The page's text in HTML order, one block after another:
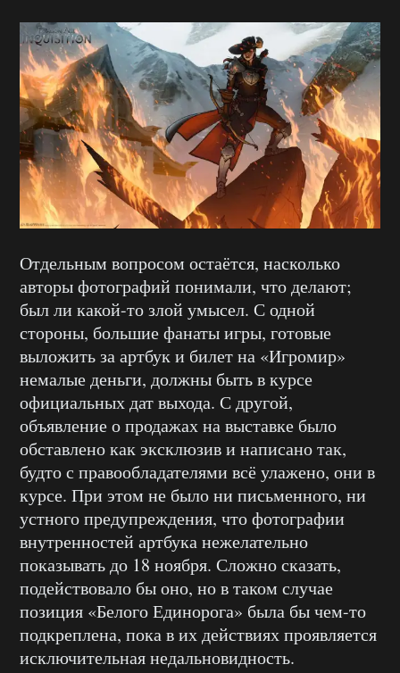
Отдельным вопросом остаётся, насколько
авторы фотографий понимали, что делают;
был ли какой-то злой умысел. С одной
стороны, большие фанаты игры, готовые
выложить за артбук и билет на «Игромир»
немалые деньги, должны быть в курсе
официальных дат выхода. С другой,
объявление о продажах на выставке было
обставлено как эксклюзив и написано так,
будто с правообладателями всё улажено, они в
курсе. При этом не было ни письменного, ни
устного предупреждения, что фотографии
внутренностей артбука нежелательно
показывать до 18 ноября. Сложно сказать,
подействовало бы оно, но в таком случае
позиция «Белого Единорога» была бы чем-то
подкреплена, пока в их действиях проявляется
исключительная недальновидность.